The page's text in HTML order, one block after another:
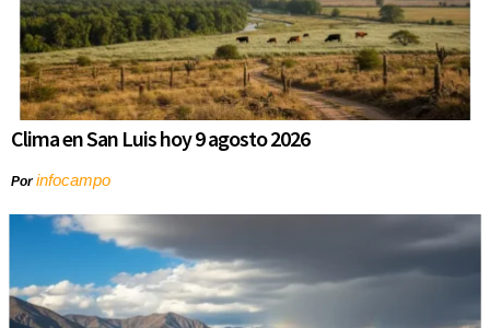
Clima en San Luis hoy 9 agosto 2026
Porinfocampo